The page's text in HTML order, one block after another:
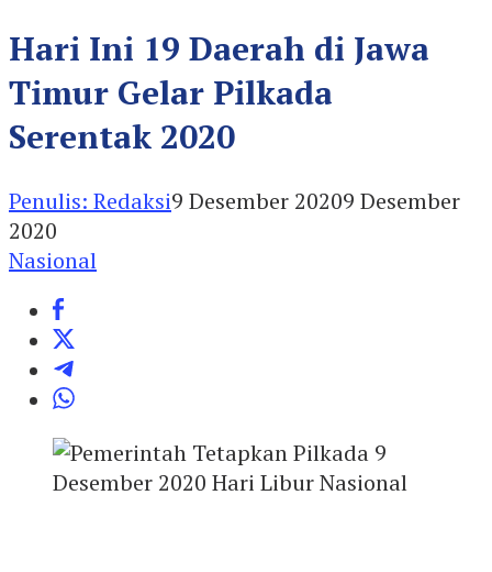
Hari Ini 19 Daerah di Jawa
Timur Gelar Pilkada
Serentak 2020
Penulis: Redaksi9 Desember 20209 Desember
2020
Nasional